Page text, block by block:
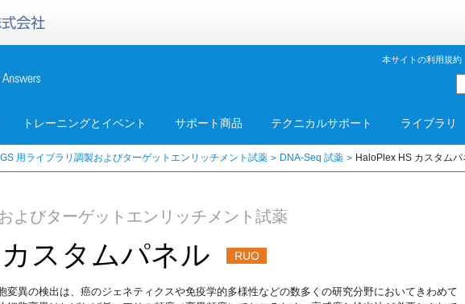
本サイトの利用規約
トレーニングとイベント サポート商品 テクニカルサポート ライブラリ
用ライブラリ調製およびターゲットエンリッチメント試薬 DNA-Seq 試薬 HaloPlex HS カスタムパ
よびターゲットエンリッチメント試薬
スタムパネル RUO
変異の検出は、癌のジェネティクスや免疫学的多様性などの数多くの研究分野においてきわめて